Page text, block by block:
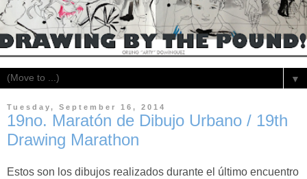
▼
Tuesday, September 16, 2014
19no. Maratón de Dibujo Urbano / 19th
Drawing Marathon
Estos son los dibujos realizados durante el último encuentro